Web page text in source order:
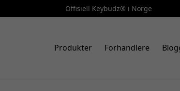
Offisiell Keybudz® i Norge
Produkter Forhandlere